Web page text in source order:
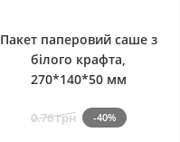
Пакет паперовий саше з
білого крафта,
270*140*50 мм
0.76 грн -40%